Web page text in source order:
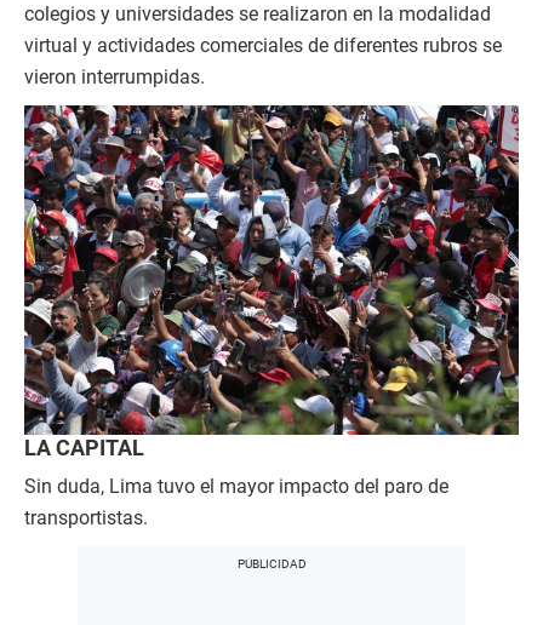
colegios y universidades se realizaron en la modalidad
virtual y actividades comerciales de diferentes rubros se
vieron interrumpidas.
LA CAPITAL
Sin duda, Lima tuvo el mayor impacto del paro de
transportistas.